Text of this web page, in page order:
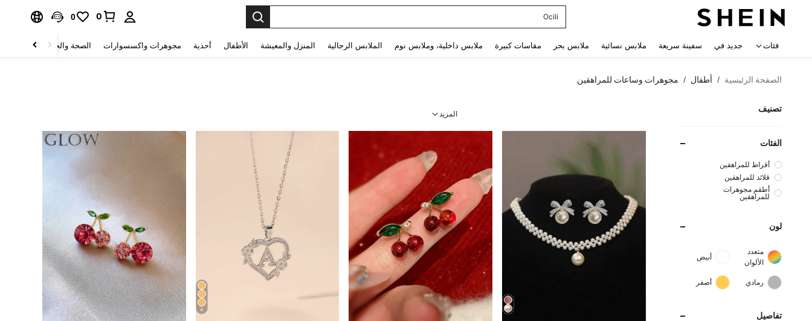
Ocili
0
0
فئات جديد في سفينة سريعة ملابس نسائية ملابس بحر مقاسات كبيرة ملابس داخلية، وملابس نوم الملابس الرجالية المنزل والمعيشة الأطفال أحذية مجوهرات واكسسوارات الصحة والجمال
الصفحة الرئيسية / أطفال / مجوهرات وساعات للمراهقين
تصنيف
الفئات
أقراط للمراهقين
قلائد للمراهقين
أطقم مجوهرات
للمراهقين
لون
متعدد
الألوان
أبيض
رمادي أصفر
تفاصيل
المزيد
4